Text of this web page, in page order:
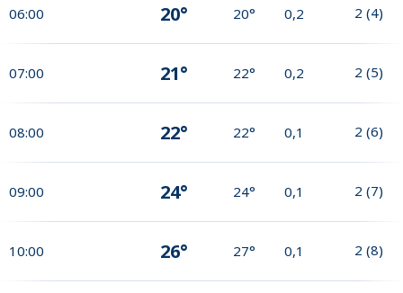
06:00 20° 20° 0,2 2 (4)
07:00 21° 22° 0,2 2 (5)
08:00 22° 22° 0,1 2 (6)
09:00 24° 24° 0,1 2 (7)
10:00 26° 27° 0,1 2 (8)